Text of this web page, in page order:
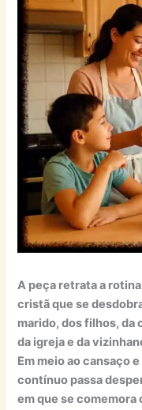
A peça retrata a
cristã que se
marido, dos filhos, da
da igreja e da
Em meio ao cansaço
contínuo passa
em que se comemora